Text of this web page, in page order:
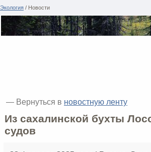
Экология / Новости
— Вернуться в новостную ленту
Из сахалинской бухты
судов